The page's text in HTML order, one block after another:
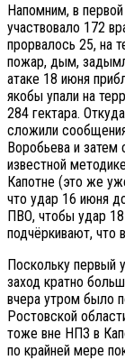
Напомним, в
участвовало 172
прорвалось 25, на
пожар, дым,
атаке 18 июня
якобы упали на
284 гектара.
сложили
Воробьева и затем
известной
Капотне (это же
что удар 16 июня
ПВО, чтобы удар
подчёркивают, что
Поскольку первый
заход кратно
вчера утром было
Ростовской
тоже вне НПЗ в
по крайней мере